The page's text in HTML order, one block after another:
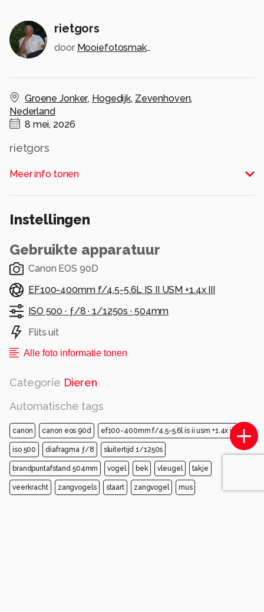
rietgors
door Mooiefotosmaken123
Groene Jonker, Hogedijk, Zevenhoven,
Nederland
8 mei, 2026
rietgors
Alle rechten voorbehouden
Meer info tonen
Instellingen
Gebruikte apparatuur
Canon EOS 90D
EF100-400mm f/4.5-5.6L IS II USM +1.4x III
ISO 500 · ƒ/8 ·1/1250s · 504mm
Flits uit
Alle foto informatie tonen
Categorie Dieren
Automatische tags
canon canon eos 90d ef100-400mm f/4.5-5.6l is ii usm +1.4x iii
iso 500 diafragma ƒ/8 sluitertijd 1/1250s
brandpuntafstand 504mm vogel bek vleugel takje
veerkracht zangvogels staart zangvogel mus